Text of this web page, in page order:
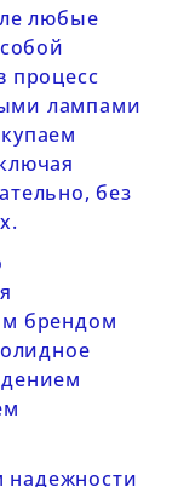
любые
процесс
лампами
без
брендом